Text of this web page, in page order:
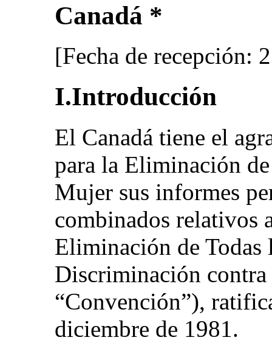
Canadá *
[Fecha de recepción:
I.Introducción
El Canadá tiene el
para la Eliminación
Mujer sus informes
combinados relativos
Eliminación de Todas
Discriminación
“Convención”),
diciembre de 1981.